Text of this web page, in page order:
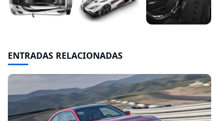
ENTRADAS RELACIONADAS